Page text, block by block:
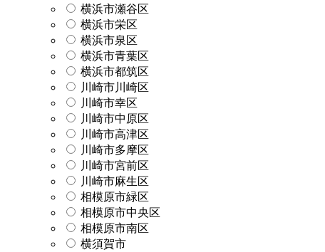
横浜市瀬谷区
横浜市栄区
横浜市泉区
横浜市青葉区
横浜市都筑区
川崎市川崎区
川崎市幸区
川崎市中原区
川崎市高津区
川崎市多摩区
川崎市宮前区
川崎市麻生区
相模原市緑区
相模原市中央区
相模原市南区
横須賀市